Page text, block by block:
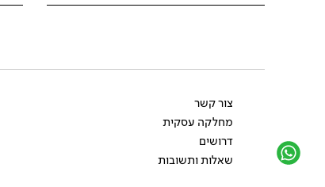
צור קשר
מחלקה עסקית
דרושים
שאלות ותשובות